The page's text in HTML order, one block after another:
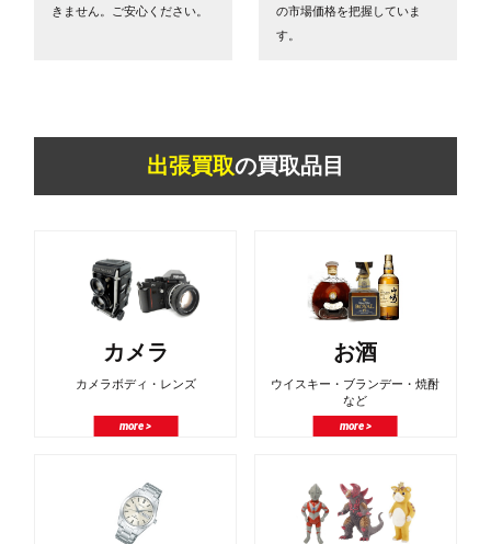
きません。ご安心ください。
の市場価格を把握していま
す。
出張買取の買取品目
カメラ
カメラボディ・レンズ
more >
お酒
ウイスキー・ブランデー・焼酎
など
more >